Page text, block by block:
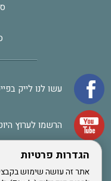
הגדרות פרטיות
עשו לנו לייק
הרשמו לערוץ